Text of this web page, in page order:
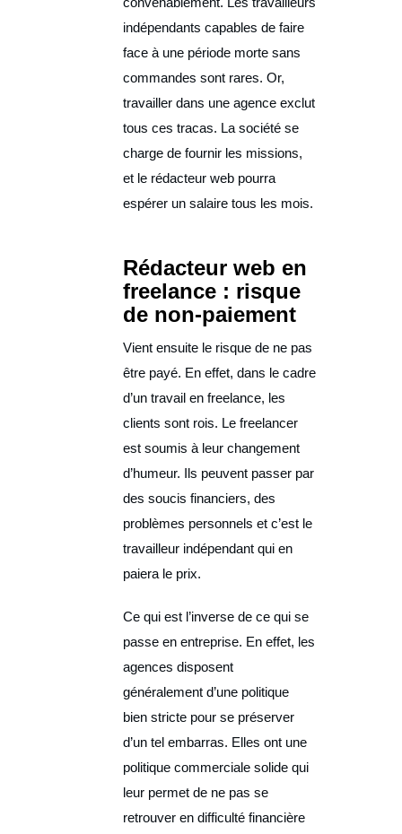
indépendants capables de faire
face à une période morte sans
commandes sont rares. Or,
travailler dans une agence exclut
tous ces tracas. La société se
charge de fournir les missions,
et le rédacteur web pourra
espérer un salaire tous les mois.
Rédacteur web en
freelance : risque
de non-paiement
Vient ensuite le risque de ne pas
être payé. En effet, dans le cadre
d’un travail en freelance, les
clients sont rois. Le freelancer
est soumis à leur changement
d’humeur. Ils peuvent passer par
des soucis financiers, des
problèmes personnels et c’est le
travailleur indépendant qui en
paiera le prix.
Ce qui est l’inverse de ce qui se
passe en entreprise. En effet, les
agences disposent
généralement d’une politique
bien stricte pour se préserver
d’un tel embarras. Elles ont une
politique commerciale solide qui
leur permet de ne pas se
retrouver en difficulté financière